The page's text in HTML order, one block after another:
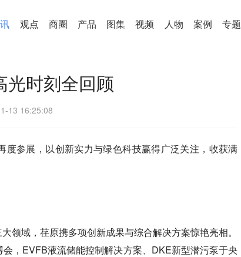
观点 商圈 产品 图集 视频 人物 案例 专题
光时刻全回顾
13 16:25:08
参展，以创新实力与绿色科技赢得广泛关注，收获满
领域，荏原携多项创新成果与综合解决方案惊艳亮相。
，EVFB液流储能控制解决方案、DKE新型潜污泵于央